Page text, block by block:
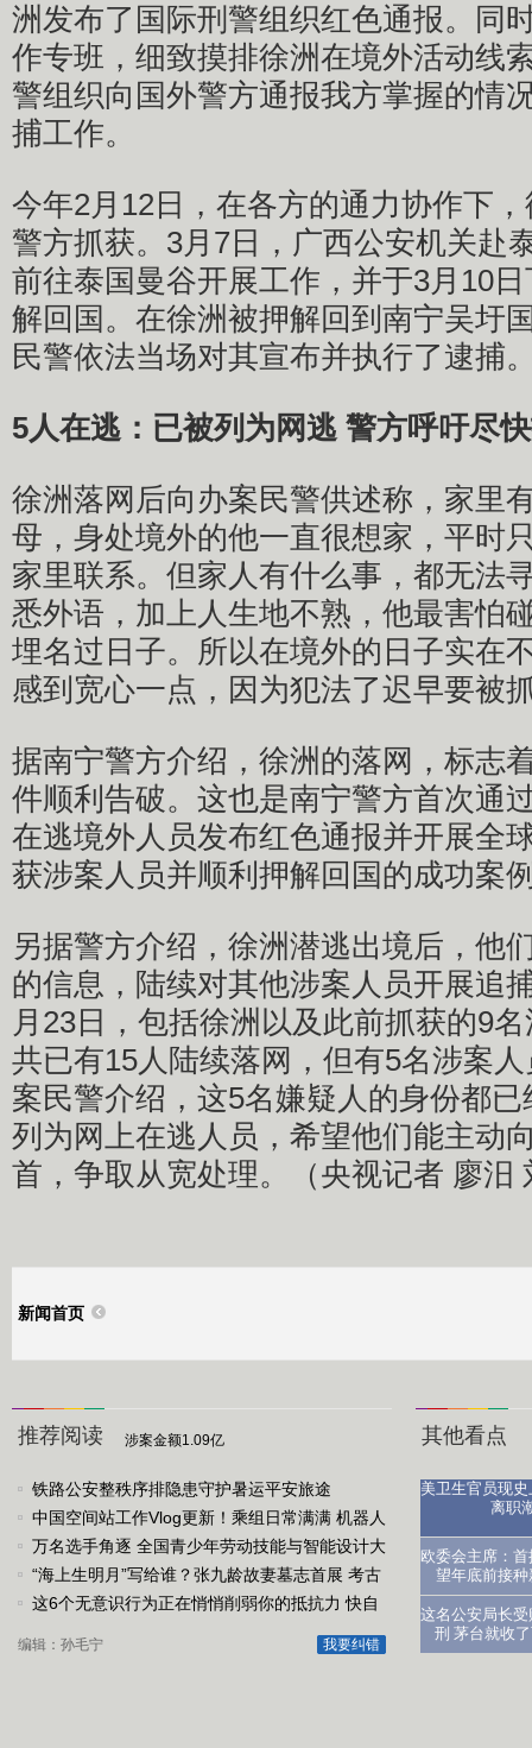
洲发布了国际刑警组织红色通报。同
作专班，细致摸排徐洲在境外活动线
警组织向国外警方通报我方掌握的情
捕工作。
今年2月12日，在各方的通力协作下
警方抓获。3月7日，广西公安机关赴
前往泰国曼谷开展工作，并于3月10
解回国。在徐洲被押解回到南宁吴圩
民警依法当场对其宣布并执行了逮捕
5人在逃：已被列为网逃 警方呼吁尽
徐洲落网后向办案民警供述称，家里
母，身处境外的他一直很想家，平时
家里联系。但家人有什么事，都无法
悉外语，加上人生地不熟，他最害怕
埋名过日子。所以在境外的日子实在
感到宽心一点，因为犯法了迟早要被
据南宁警方介绍，徐洲的落网，标志
件顺利告破。这也是南宁警方首次通
在逃境外人员发布红色通报并开展全
获涉案人员并顺利押解回国的成功案
另据警方介绍，徐洲潜逃出境后，他
的信息，陆续对其他涉案人员开展追
月23日，包括徐洲以及此前抓获的9
共已有15人陆续落网，但有5名涉案
案民警介绍，这5名嫌疑人的身份都
列为网上在逃人员，希望他们能主动
首，争取从宽处理。（央视记者 廖汨
新闻首页
推荐阅读 涉案金额1.09亿
铁路公安整秩序排隐患守护暑运平安旅途
中国空间站工作Vlog更新！乘组日常满满 机器人
小航在轨“成..
万名选手角逐 全国青少年劳动技能与智能设计大
赛总决赛启动
“海上生明月”写给谁？张九龄故妻墓志首展 考古
解谜题
这6个无意识行为正在悄悄削弱你的抵抗力 快自
我要纠错
编辑：孙毛宁
其他看点
美卫生官员现
离职
医生：让
欧委会主席：
望年底前接
这名公安局长
刑 茅台就收